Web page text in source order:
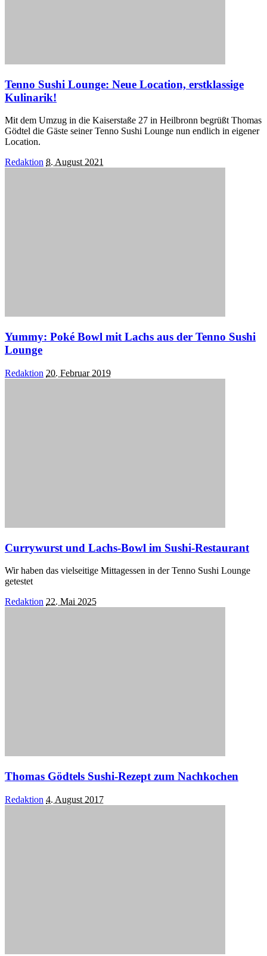
Tenno Sushi Lounge: Neue Location, erstklassige
Kulinarik!
Mit dem Umzug in die Kaiserstaße 27 in Heilbronn begrüßt Thomas
Gödtel die Gäste seiner Tenno Sushi Lounge nun endlich in eigener
Location.
Posted
Redaktion 8. August 2021
Yummy: Poké Bowl mit Lachs aus der Tenno Sushi
Lounge
Posted
Redaktion 20. Februar 2019
Currywurst und Lachs-Bowl im Sushi-Restaurant
Wir haben das vielseitige Mittagessen in der Tenno Sushi Lounge
getestet
Posted
Redaktion 22. Mai 2025
Thomas Gödtels Sushi-Rezept zum Nachkochen
Posted
Redaktion 4. August 2017